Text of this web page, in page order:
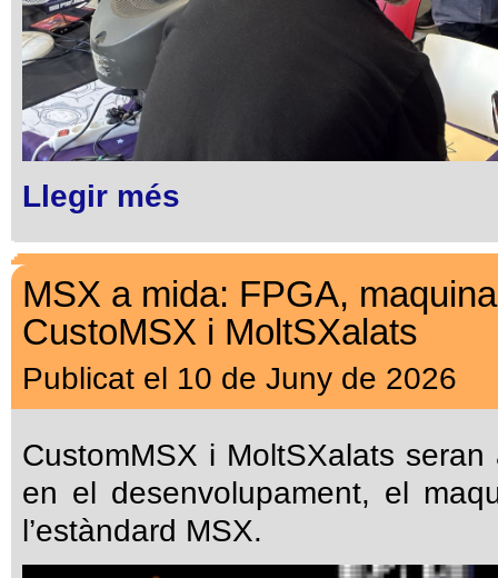
Llegir més
MSX a mida: FPGA,
CustoMSX i MoltSXalats
Publicat el 10 de Juny de 2026
CustomMSX i MoltSXalats
en el desenvolupament, el
l’estàndard MSX.